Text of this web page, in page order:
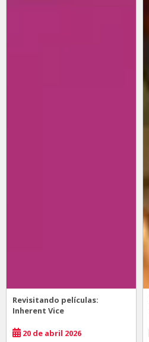
Revisitando películas:
Inherent Vice
20 de abril 2026